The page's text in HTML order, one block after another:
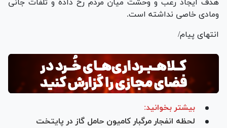
هدف ایجاد رعب و‌ وحشت میان مردم رخ داده و تلفات جانی
و‌مادی خاصی نداشته است.
انتهای پیام/
بیشتر بخوانید:
لحظه انفجار مرگبار کامیون حامل گاز در پایتخت